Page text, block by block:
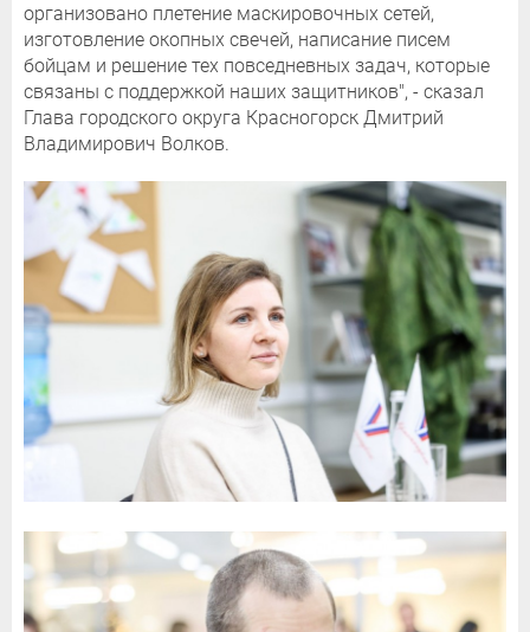
организовано плетение маскировочных сетей,
изготовление окопных свечей, написание писем
бойцам и решение тех повседневных задач, которые
связаны с поддержкой наших защитников", - сказал
Глава городского округа Красногорск Дмитрий
Владимирович Волков.